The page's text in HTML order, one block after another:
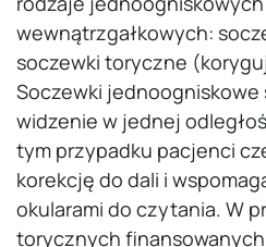
wewnątrzgałkowych:
soczewki toryczne
Soczewki
widzenie w jednej
tym przypadku pacjenci
korekcję do dali i
okularami do czytania. W
torycznych finansowanych